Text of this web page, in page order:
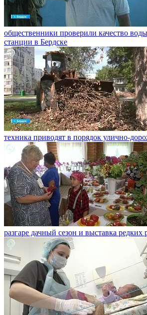
общественники проверили качество
станции в Бердске
техника приводят в порядок
разгаре дачный сезон и выставка редких